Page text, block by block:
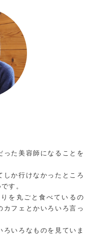
った美容師になることを
しか行けなかったところ
す。
を丸ごと食べているの
フェとかいろいろ言っ
いろなものを見ていま